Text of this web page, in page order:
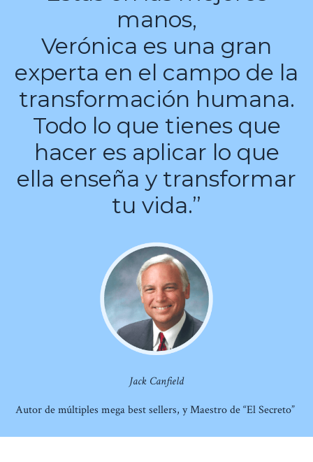
manos,
Verónica es una gran
experta en el campo de la
transformación humana.
Todo lo que tienes que
hacer es aplicar lo que
ella enseña y transformar
tu vida.”
Jack Canfield
Autor de múltiples mega best sellers, y Maestro de “El Secreto”